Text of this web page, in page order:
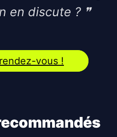
en discute ? ❞
vous !